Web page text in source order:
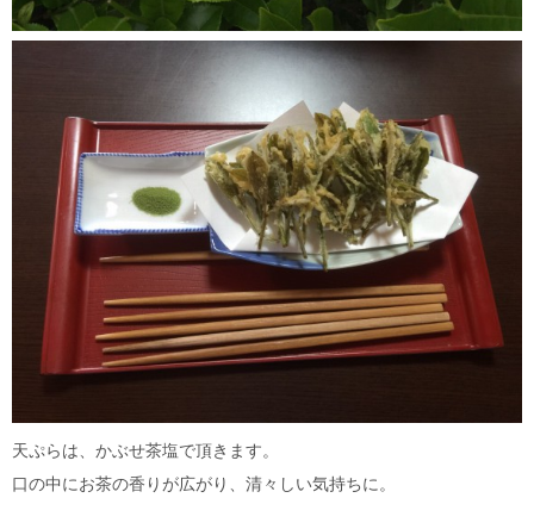
天ぷらは、かぶせ茶塩で頂きます。
口の中にお茶の香りが広がり、清々しい気持ちに。